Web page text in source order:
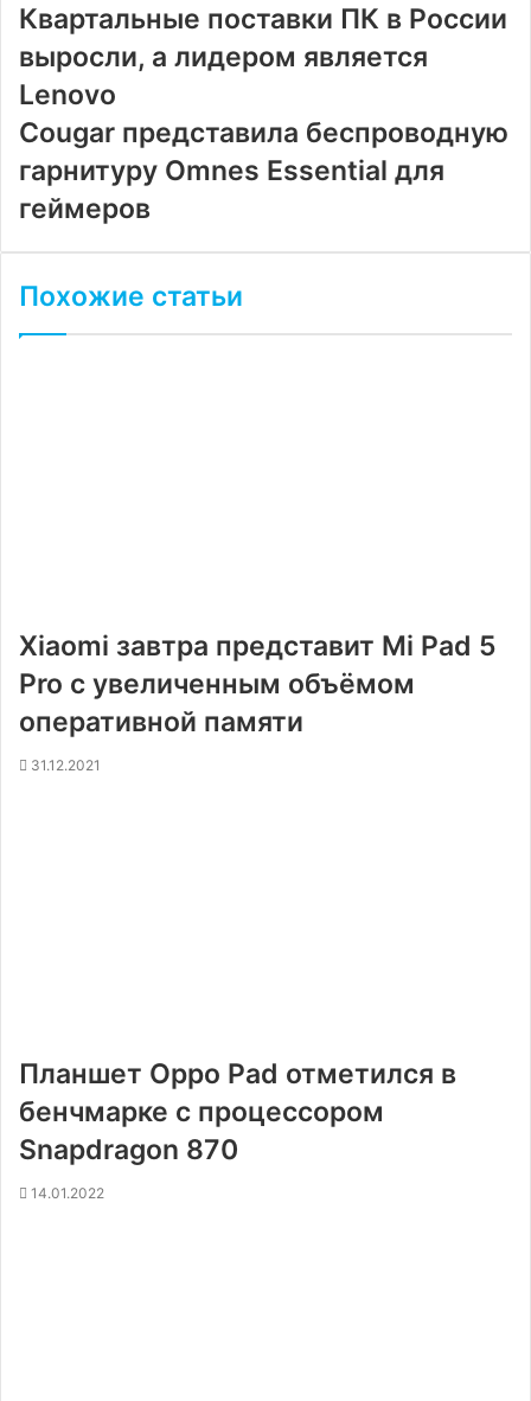
Квартальные поставки ПК в России
выросли, а лидером является
Lenovo
Cougar представила беспроводную
гарнитуру Omnes Essential для
геймеров
Похожие статьи
Xiaomi завтра представит Mi Pad 5
Pro с увеличенным объёмом
оперативной памяти
31.12.2021
Планшет Oppo Pad отметился в
бенчмарке с процессором
Snapdragon 870
14.01.2022